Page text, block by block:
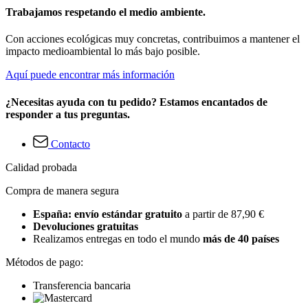
Trabajamos respetando el medio ambiente.
Con acciones ecológicas muy concretas, contribuimos a mantener el
impacto medioambiental lo más bajo posible.
Aquí puede encontrar más información
¿Necesitas ayuda con tu pedido? Estamos encantados de
responder a tus preguntas.
Contacto
Calidad probada
Compra de manera segura
España: envío estándar gratuito a partir de 87,90 €
Devoluciones gratuitas
Realizamos entregas en todo el mundo más de 40 países
Métodos de pago:
Transferencia bancaria